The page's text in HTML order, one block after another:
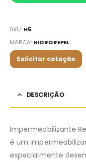
SKU: H5
MARCA: HIDROREPEL
Solicitar cotação
DESCRIÇÃO
Impermeabilizante
é um
especialmente